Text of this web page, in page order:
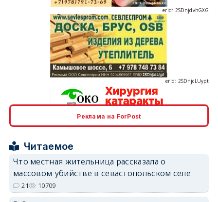
Реклама на ForPost
Читаемое
Что местная жительница рассказала о
массовом убийстве в севастопольском селе
21 10709